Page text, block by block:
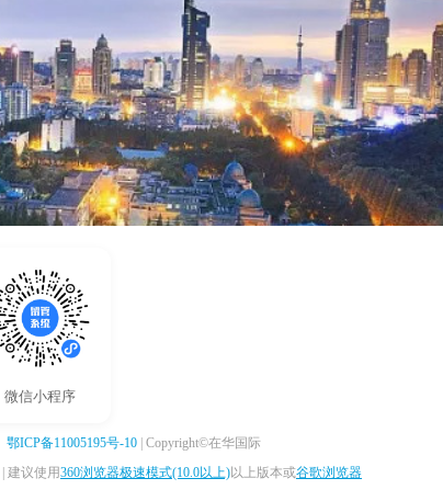
微信小程序
鄂ICP备11005195号-10| Copyright©在华国际
| 建议使用360浏览器极速模式(10.0以上)以上版本或谷歌浏览器